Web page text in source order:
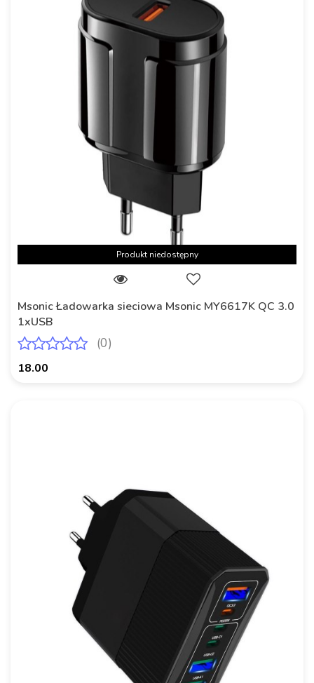
Produkt niedostępny
Msonic Ładowarka sieciowa Msonic MY6617K QC 3.0
1xUSB
(0)
18.00